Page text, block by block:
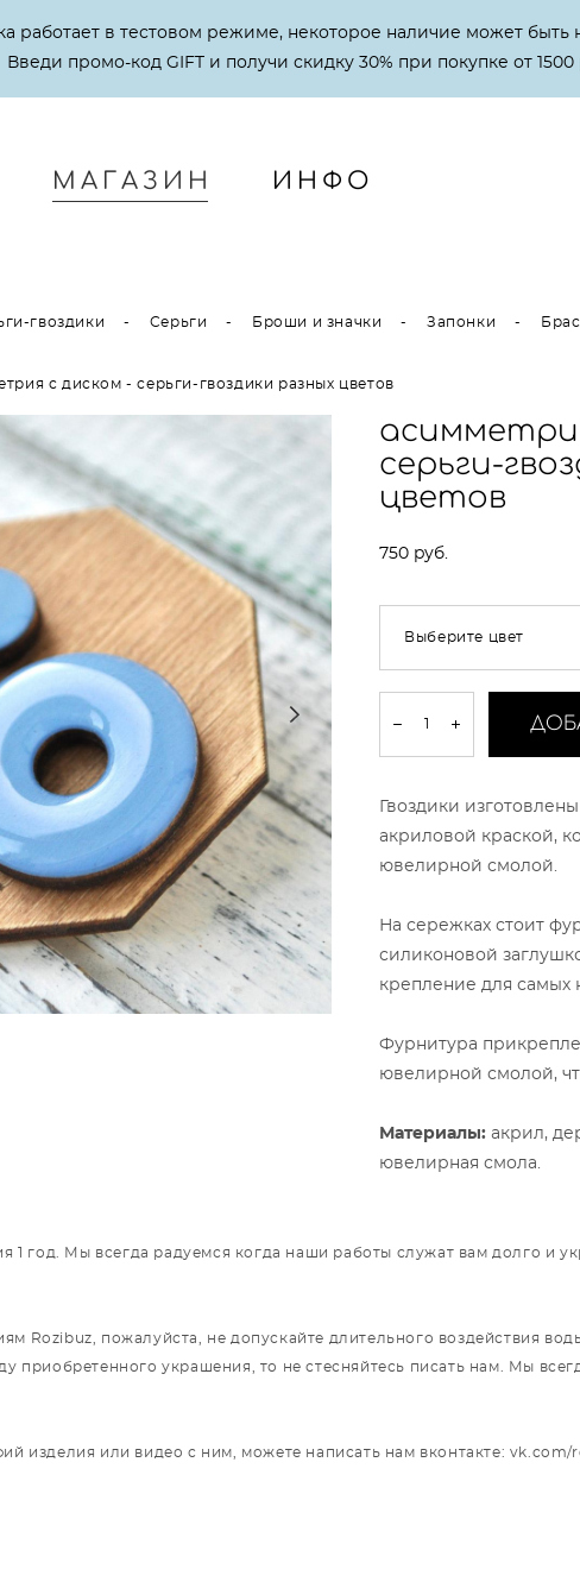
работает в тестовом режиме, некоторое наличие может быть
Введи промо-код GIFT и получи скидку 30% при покупке от 1500
МАГАЗИН ИНФО
гвоздики - Серьги - Броши и значки - Запонки -
с диском - серьги-гвоздики разных цветов
серьги-
цветов
750 pуб.
Выберите цвет
Гвоздики
акриловой краской,
ювелирной смолой.
На сережках стоит
силиконовой
крепление для самых
Фурнитура
ювелирной смолой,
Материалы: акрил,
ювелирная смола.
1 год. Мы всегда радуемся когда наши работы служат вам долго и
Rozibuz, пожалуйста, не допускайте длительного воздействия
приобретенного украшения, то не стесняйтесь писать нам. Мы
изделия или видео с ним, можете написать нам вконтакте: vk.com/